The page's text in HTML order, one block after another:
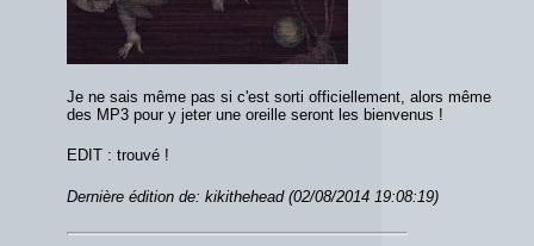
Je ne sais même pas si c'est sorti officiellement, alors même
des MP3 pour y jeter une oreille seront les bienvenus !
EDIT : trouvé !
Dernière édition de: kikithehead (02/08/2014 19:08:19)